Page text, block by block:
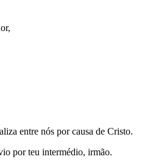
entre nós por causa de Cristo.
por teu intermédio, irmão.